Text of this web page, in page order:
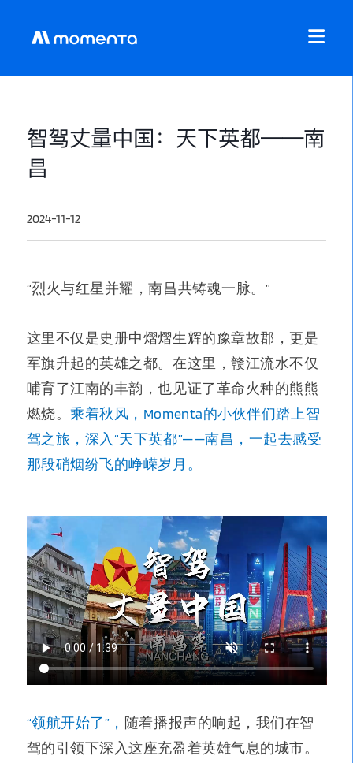
智驾丈量中国：天下英都——南
昌
2024-11-12
“烈火与红星并耀，南昌共铸魂一脉。”
这里不仅是史册中熠熠生辉的豫章故郡，更是
军旗升起的英雄之都。在这里，赣江流水不仅
哺育了江南的丰韵，也见证了革命火种的熊熊
燃烧。乘着秋风，Momenta的小伙伴们踏上智
驾之旅，深入“天下英都”——南昌，一起去感受
那段硝烟纷飞的峥嵘岁月。
“领航开始了”， 随着播报声的响起，我们在智
驾的引领下深入这座充盈着英雄气息的城市。